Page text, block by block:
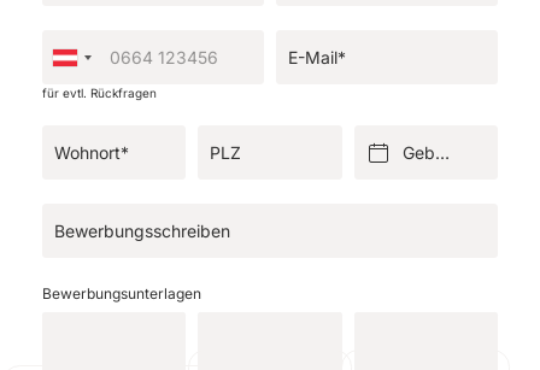
für evtl. Rückfragen
E-Mail*
Wohnort* PLZ Geburtsdatum*
Bewerbungsschreiben
Bewerbungsunterlagen